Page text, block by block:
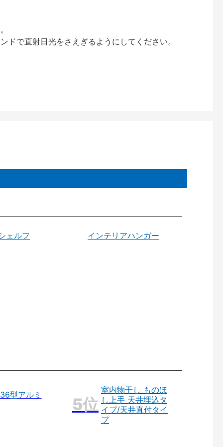
で直射日光をさえぎるようにしてください。
ェルフ インテリアハンガー
36型アルミ
室内物干し ものほ
し上手 天井埋込タ
イプ/天井直付タイ
プ